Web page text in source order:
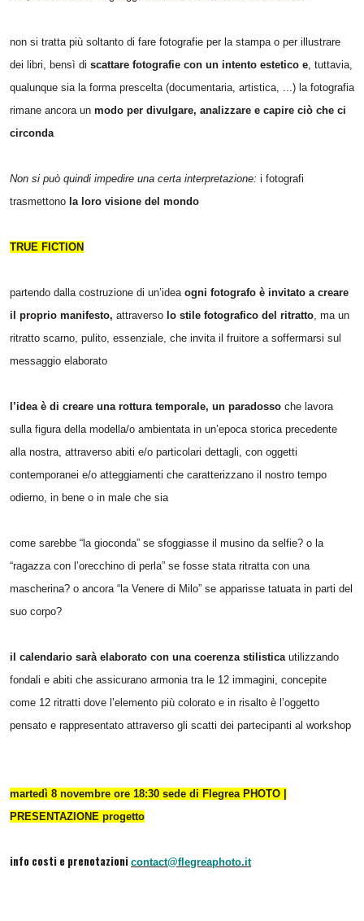
non si tratta più soltanto di fare fotografie per la stampa o per illustrare
dei libri, bensì di scattare fotografie con un intento estetico e, tuttavia,
qualunque sia la forma prescelta (documentaria, artistica, ...) la fotografia
rimane ancora un modo per divulgare, analizzare e capire ciò che ci
circonda
Non si può quindi impedire una certa interpretazione: i fotografi
trasmettono la loro visione del mondo
TRUE FICTION
partendo dalla costruzione di un’idea ogni fotografo è invitato a creare
il proprio manifesto, attraverso lo stile fotografico del ritratto, ma un
ritratto scarno, pulito, essenziale, che invita il fruitore a soffermarsi sul
messaggio elaborato
l’idea è di creare una rottura temporale, un paradosso che lavora
sulla figura della modella/o ambientata in un’epoca storica precedente
alla nostra, attraverso abiti e/o particolari dettagli, con oggetti
contemporanei e/o atteggiamenti che caratterizzano il nostro tempo
odierno, in bene o in male che sia
come sarebbe “la gioconda” se sfoggiasse il musino da selfie? o la
“ragazza con l’orecchino di perla” se fosse stata ritratta con una
mascherina? o ancora “la Venere di Milo” se apparisse tatuata in parti del
suo corpo?
il calendario sarà elaborato con una coerenza stilisticautilizzando
fondali e abiti che assicurano armonia tra le 12 immagini, concepite
come 12 ritratti dove l’elemento più colorato e in risalto è l’oggetto
pensato e rappresentato attraverso gli scatti dei partecipanti al workshop
martedì 8 novembre ore 18:30 sede di Flegrea PHOTO |
PRESENTAZIONE progetto
info costi e prenotazioni contact@flegreaphoto.it